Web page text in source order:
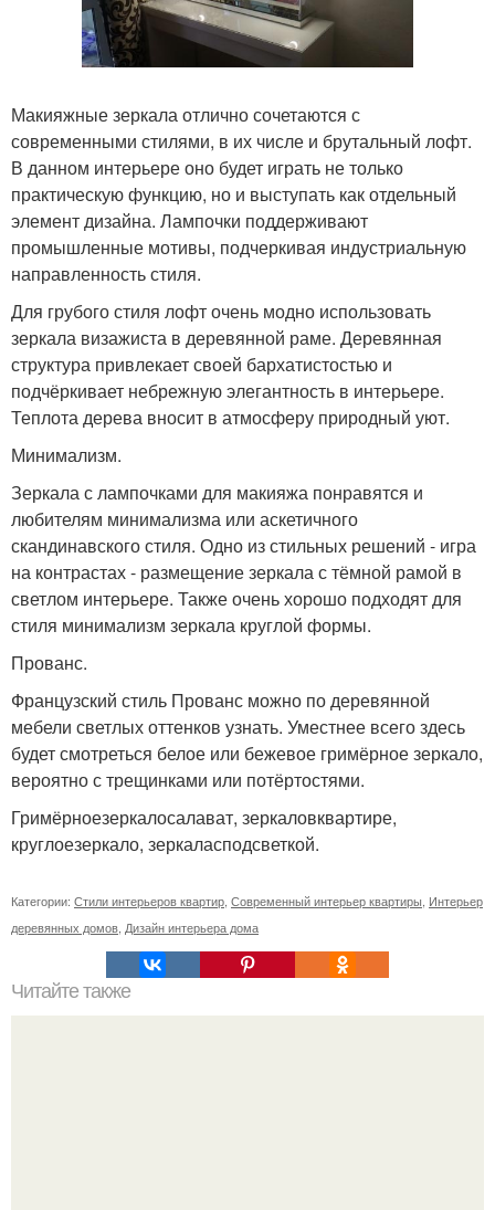
Макияжные зеркала отлично сочетаются с
современными стилями, в их числе и брутальный лофт.
В данном интерьере оно будет играть не только
практическую функцию, но и выступать как отдельный
элемент дизайна. Лампочки поддерживают
промышленные мотивы, подчеркивая индустриальную
направленность стиля.
Для грубого стиля лофт очень модно использовать
зеркала визажиста в деревянной раме. Деревянная
структура привлекает своей бархатистостью и
подчёркивает небрежную элегантность в интерьере.
Теплота дерева вносит в атмосферу природный уют.
Минимализм.
Зеркала с лампочками для макияжа понравятся и
любителям минимализма или аскетичного
скандинавского стиля. Одно из стильных решений - игра
на контрастах - размещение зеркала с тёмной рамой в
светлом интерьере. Также очень хорошо подходят для
стиля минимализм зеркала круглой формы.
Прованс.
Французский стиль Прованс можно по деревянной
мебели светлых оттенков узнать. Уместнее всего здесь
будет смотреться белое или бежевое гримёрное зеркало,
вероятно с трещинками или потёртостями.
Гримёрноезеркалосалават, зеркаловквартире,
круглоезеркало, зеркаласподсветкой.
Категории: Стили интерьеров квартир Современный интерьер квартиры Интерьер
деревянных домов Дизайн интерьера дома
Читайте также